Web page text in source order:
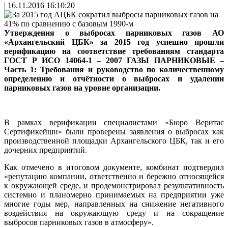
| 16.11.2016 16:10:20
Утверждения о выбросах парниковых газов АО
«Архангельский ЦБК» за 2015 год успешно прошли
верификацию на соответствие требованиям стандарта
ГОСТ Р ИСО 14064-1 – 2007 ГАЗЫ ПАРНИКОВЫЕ –
Часть 1: Требования и руководство по количественному
определению и отчётности о выбросах и удалении
парниковых газов на уровне организации.
В рамках верификации специалистами «Бюро Веритас
Сертификейшн» были проверены заявления о выбросах как
производственной площадки Архангельского ЦБК, так и его
дочерних предприятий.
Как отмечено в итоговом документе, комбинат подтвердил
«репутацию компании, ответственно и бережно относящейся
к окружающей среде, и продемонстрировал результативность
системно и планомерно принимаемых на предприятии уже
многие годы мер, направленных на снижение негативного
воздействия на окружающую среду и на сокращение
выбросов парниковых газов в атмосферу».